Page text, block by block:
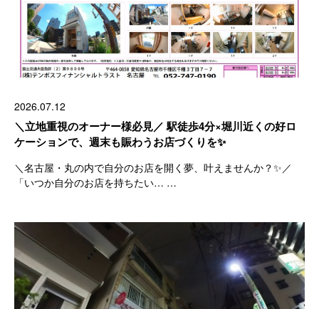
2026.07.12
＼立地重視のオーナー様必見／ 駅徒歩4分×堀川近くの好ロ
ケーションで、週末も賑わうお店づくりを✨
＼名古屋・丸の内で自分のお店を開く夢、叶えませんか？✨／
「いつか自分のお店を持ちたい… …